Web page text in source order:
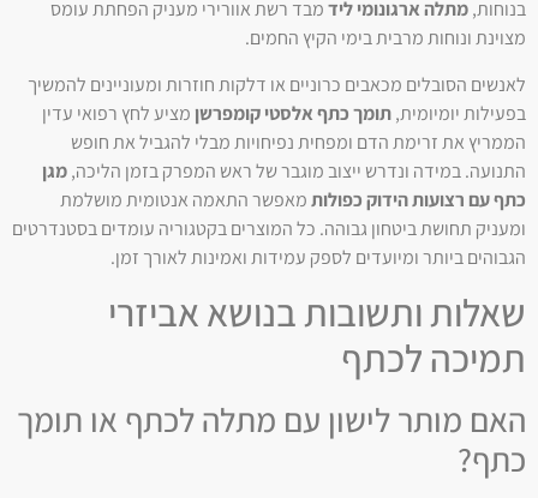
בנוחות,מתלה ארגונומי לידמבד רשת אוורירי מעניק הפחתת עומס
מצוינת ונוחות מרבית בימי הקיץ החמים.
לאנשים הסובלים מכאבים כרוניים או דלקות חוזרות ומעוניינים להמשיך
בפעילות יומיומית,תומך כתף אלסטי קומפרשן מציע לחץ רפואי עדין
הממריץ את זרימת הדם ומפחית נפיחויות מבלי להגביל את חופש
התנועה. במידה ונדרש ייצוב מוגבר של ראש המפרק בזמן הליכה,מגן
כתף עם רצועות הידוק כפולותמאפשר התאמה אנטומית מושלמת
ומעניק תחושת ביטחון גבוהה. כל המוצרים בקטגוריה עומדים בסטנדרטים
הגבוהים ביותר ומיועדים לספק עמידות ואמינות לאורך זמן.
שאלות ותשובות בנושא אביזרי
תמיכה לכתף
האם מותר לישון עם מתלה לכתף או תומך
כתף?